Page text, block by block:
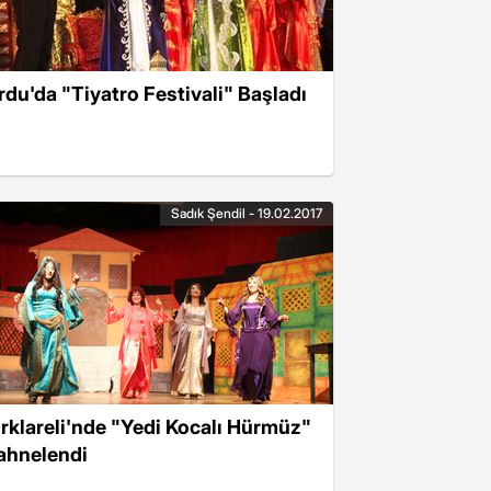
"Tiyatro Festivali" Başladı
"Yedi Kocalı Hürmüz"
Sadık Şendil - 19.02.2017